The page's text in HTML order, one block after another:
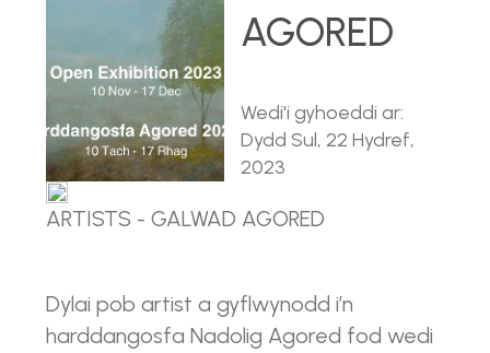
AGORED
Wedi'i gyhoeddi ar:
Dydd Sul, 22 Hydref,
2023
ARTISTS - GALWAD AGORED
Dylai pob artist a gyflwynodd i’n
harddangosfa Nadolig Agored fod wedi